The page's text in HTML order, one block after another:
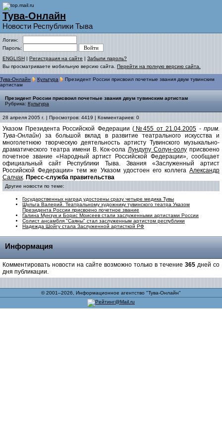
Тува-Онлайн
Новости Республики Тыва
Логин:
Пароль:
ENGLISH | Регистрация на сайте | Забыли пароль?
Вы просматриваете мобильную версию сайта. Перейти на полную версию сайта.
Тува-Онлайн Культура
Президент России присвоил почетные звания двум тувинским
артистам
Президент России присвоил почетные звания двум тувинским артистам
Рубрика: Культура
28 апреля 2005 г. | Просмотров: 4419 | Комментариев: 0
Указом Президента Российской Федерации ( №455 от 21.04.2005 - прим.
Тува-Онлайн) за большой вклад в развитие театрального искусства и
многолетнюю творческую деятельность артисту Тувинского музыкально-
драматического театра имени В. Кок-оолаЛундупу Солун-оолу присвоено
почетное звание «Народный артист Российской Федерации», сообщает
официальный сайт Республики Тыва. Звания «Заслуженный артист
Российской Федерации» тем же Указом удостоен его коллега Александр
Салчак. Пресс-служба правительства
Другие новости по теме:
Государственных наград удостоены сразу четыре медика Тувы
Шульга Валерий. Театральному художнику тувинского театра Указом
Президента России присвоено почетное звание
Галина Мунзук и Борис Моисеев стали заслуженными артистами России
Солист ансамбля "Саяны" стал заслуженным артистом республики
Надежда Шойгу стала Заслуженной артисткой РФ
Информация
Комментировать новости на сайте возможно только в течение 365 дней со
дня публикации.
© 2001–2026, Информационное агентство "Тува-Онлайн"